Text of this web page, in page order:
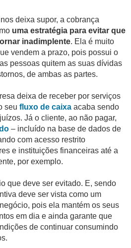
deixa supor, a cobrança
uma estratégia para evitar que
inadimplente. Ela é muito
vendem a prazo, pois possui o
pessoas quitem as suas dívidas
de ambas as partes.
deixa de receber por serviços
seu fluxo de caixa acaba sendo
Já o cliente, ao não pagar,
– incluído na base de dados de
com acesso restrito
e instituições financeiras até a
por exemplo.
que deve ser evitado. E, sendo
deve ser vista como um
pois ela mantém os seus
em dia e ainda garante que
de continuar consumindo